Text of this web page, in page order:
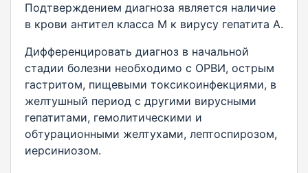
Подтверждением диагноза является наличие
в крови антител класса М к вирусу гепатита А.
Дифференцировать диагноз в начальной
стадии болезни необходимо с ОРВИ, острым
гастритом, пищевыми токсикоинфекциями, в
желтушный период с другими вирусными
гепатитами, гемолитическими и
обтурационными желтухами, лептоспирозом,
иерсиниозом.